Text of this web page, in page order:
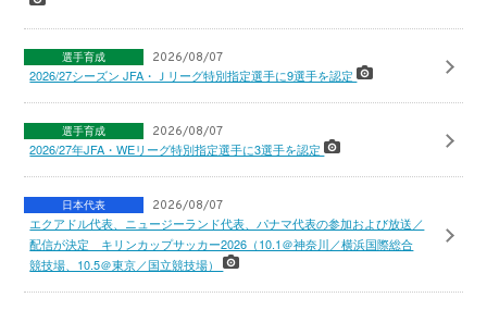
選手育成 2026/08/07
2026/27シーズン JFA・Ｊリーグ特別指定選手に9選手を認定
選手育成 2026/08/07
2026/27年JFA・WEリーグ特別指定選手に3選手を認定
日本代表 2026/08/07
エクアドル代表、ニュージーランド代表、パナマ代表の参加および放送／
配信が決定 キリンカップサッカー2026（10.1＠神奈川／横浜国際総合
競技場、10.5＠東京／国立競技場）